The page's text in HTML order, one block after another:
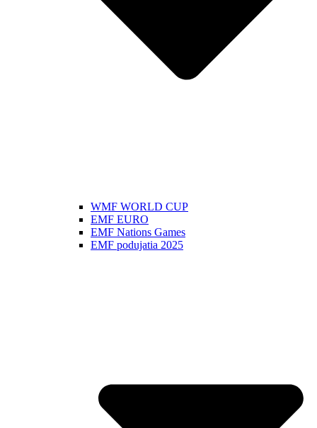
WMF WORLD CUP
EMF EURO
EMF Nations Games
EMF podujatia 2025